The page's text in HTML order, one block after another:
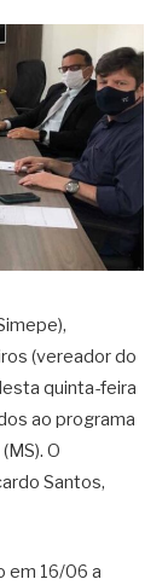
(vereador do
quinta-feira
ao programa
O
Santos,
em 16/06 a